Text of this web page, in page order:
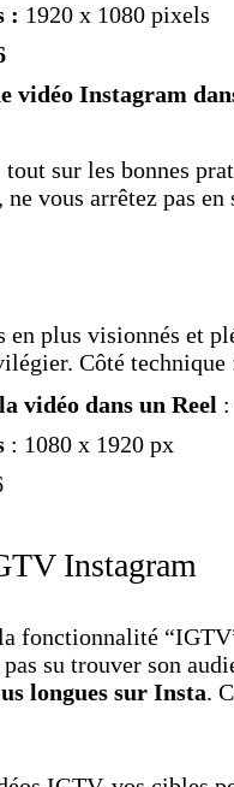
: 1920 x 1080 pixels
vidéo Instagram
tout sur les bonnes
vous arrêtez pas
en plus visionnés et
Côté technique
vidéo dans un Reel
: 1080 x 1920 px
Instagram
fonctionnalité
pas su trouver son
longues sur Insta.